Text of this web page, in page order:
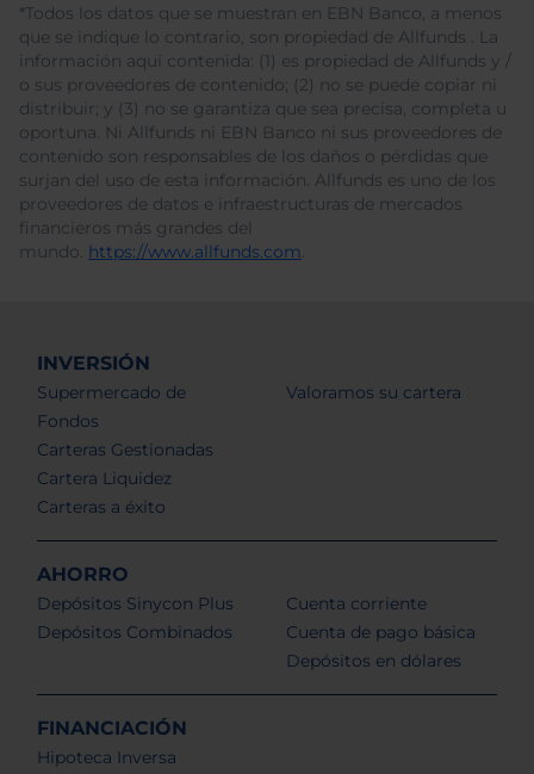
*Todos los datos que se muestran en EBN Banco, a menos
que se indique lo contrario, son propiedad de Allfunds . La
información aquí contenida: (1) es propiedad de Allfunds y /
o sus proveedores de contenido; (2) no se puede copiar ni
distribuir; y (3) no se garantiza que sea precisa, completa u
oportuna. Ni Allfunds ni EBN Banco ni sus proveedores de
contenido son responsables de los daños o pérdidas que
surjan del uso de esta información. Allfunds es uno de los
proveedores de datos e infraestructuras de mercados
financieros más grandes del
mundo. https://www.allfunds.com.
INVERSIÓN
Supermercado de
Fondos
Carteras Gestionadas
Cartera Liquidez
Carteras a éxito
Valoramos su cartera
AHORRO
Depósitos Sinycon Plus
Depósitos Combinados
Cuenta corriente
Cuenta de pago básica
Depósitos en dólares
FINANCIACIÓN
Hipoteca Inversa